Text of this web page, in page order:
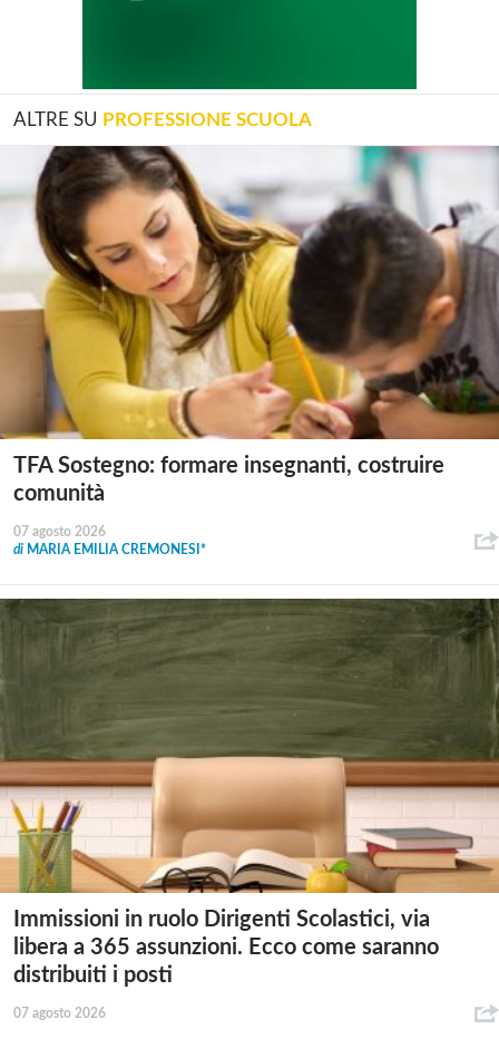
ALTRE SU PROFESSIONE SCUOLA
TFA Sostegno: formare insegnanti, costruire
comunità
07 agosto 2026
di MARIA EMILIA CREMONESI*
Immissioni in ruolo Dirigenti Scolastici, via
libera a 365 assunzioni. Ecco come saranno
distribuiti i posti
07 agosto 2026